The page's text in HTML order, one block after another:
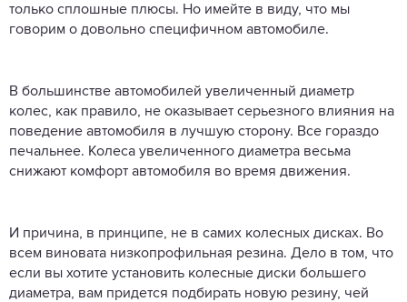
только сплошные плюсы. Но имейте в виду, что мы
говорим о довольно специфичном автомобиле.
В большинстве автомобилей увеличенный диаметр
колес, как правило, не оказывает серьезного влияния на
поведение автомобиля в лучшую сторону. Все гораздо
печальнее. Колеса увеличенного диаметра весьма
снижают комфорт автомобиля во время движения.
И причина, в принципе, не в самих колесных дисках. Во
всем виновата низкопрофильная резина. Дело в том, что
если вы хотите установить колесные диски большего
диаметра, вам придется подбирать новую резину, чей